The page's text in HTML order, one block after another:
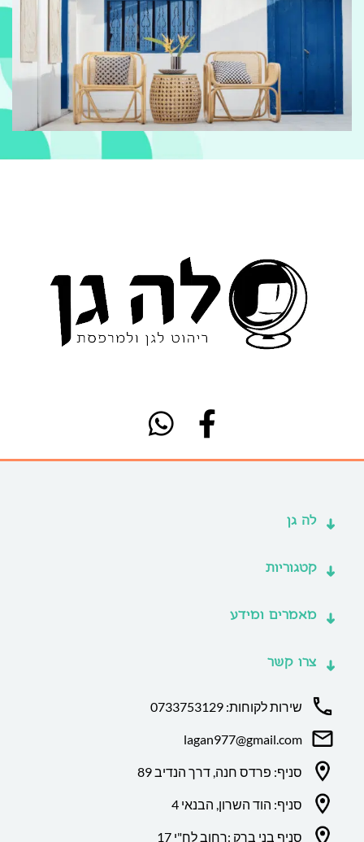
לה גן
קטגוריות
מאמרים ומידע
צרו קשר
שירות לקוחות: 0733753129
lagan977@gmail.com
סניף: פרדס חנה, דרך הנדיב 89
סניף: הוד השרון, הבנאי 4
סניף בני ברק :רחוב לח"י 17